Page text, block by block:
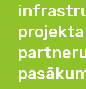
projekta